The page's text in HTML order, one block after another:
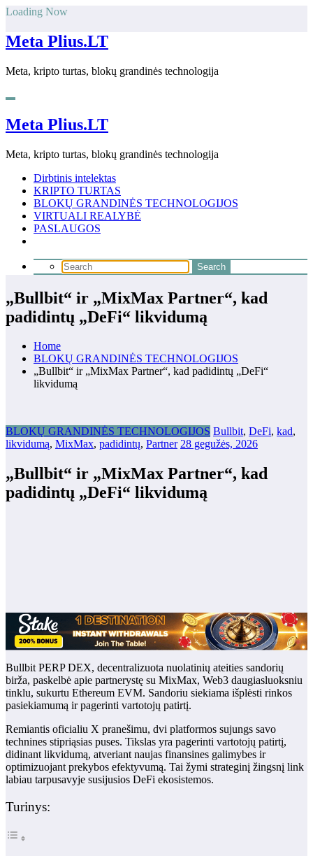
Skip
content
Loading Now
Meta Plius.LT
Meta, kripto turtas, blokų grandinės technologija
Meta Plius.LT
Meta, kripto turtas, blokų grandinės technologija
Dirbtinis intelektas
KRIPTO TURTAS
BLOKŲ GRANDINĖS TECHNOLOGIJOS
VIRTUALI REALYBĖ
PASLAUGOS
„Bullbit“ ir „MixMax Partner“, kad
padidintų „DeFi“ likvidumą
Home
BLOKŲ GRANDINĖS TECHNOLOGIJOS
„Bullbit“ ir „MixMax Partner“, kad padidintų „DeFi“
likvidumą
BLOKŲ GRANDINĖS TECHNOLOGIJOS Bullbit, DeFi, kad,
likvidumą, MixMax, padidintų, Partner 28 gegužės, 2026
„Bullbit“ ir „MixMax Partner“, kad
padidintų „DeFi“ likvidumą
Bullbit PERP DEX, decentralizuota nuolatinių ateities sandorių
birža, paskelbė apie partnerystę su MixMax, Web3 daugiasluoksniu
tinklu, sukurtu Ethereum EVM. Sandoriu siekiama išplėsti rinkos
pasiekiamumą ir pagerinti vartotojų patirtį.
Remiantis oficialiu X pranešimu, dvi platformos sujungs savo
technines stipriąsias puses. Tikslas yra pagerinti vartotojų patirtį,
didinant likvidumą, atveriant naujas finansines galimybes ir
optimizuojant prekybos efektyvumą. Tai žymi strateginį žingsnį link
labiau tarpusavyje susijusios DeFi ekosistemos.
Turinys: